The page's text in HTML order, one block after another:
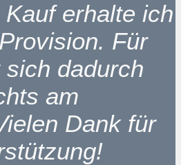
erhalte ich
Für
dadurch
am
Dank für